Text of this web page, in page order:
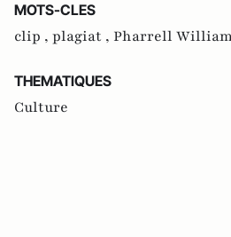
MOTS-CLES
clip , plagiat , Pharrell
THEMATIQUES
Culture